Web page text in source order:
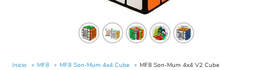
Inicio MF8 MF8 Son-Mum 4x4 Cube MF8 Son-Mum 4x4 V2 Cube